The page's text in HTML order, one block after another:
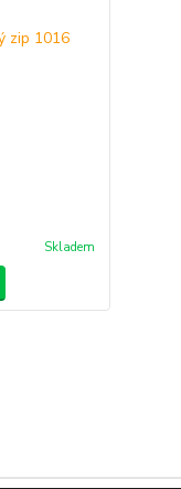
Skladem